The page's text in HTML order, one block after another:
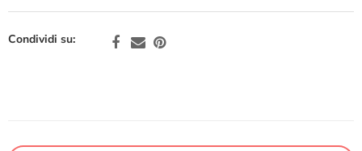
Condividi su: